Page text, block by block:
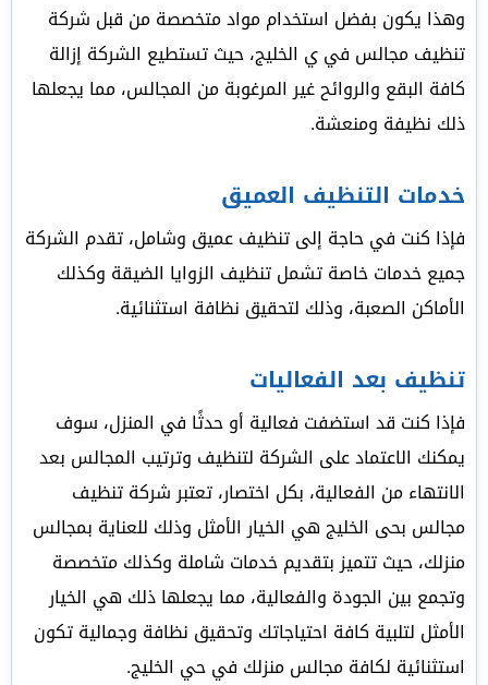
وهذا يكون بفضل استخدام مواد متخصصة من قبل شركة
تنظيف مجالس في ي الخليج، حيث تستطيع الشركة إزالة
كافة البقع والروائح غير المرغوبة من المجالس، مما يجعلها
ذلك نظيفة ومنعشة.
خدمات التنظيف العميق
فإذا كنت في حاجة إلى تنظيف عميق وشامل، تقدم الشركة
جميع خدمات خاصة تشمل تنظيف الزوايا الضيقة وكذلك
الأماكن الصعبة، وذلك لتحقيق نظافة استثنائية.
تنظيف بعد الفعاليات
فإذا كنت قد استضفت فعالية أو حدثًا في المنزل، سوف
يمكنك الاعتماد على الشركة لتنظيف وترتيب المجالس بعد
الانتهاء من الفعالية، بكل اختصار، تعتبر شركة تنظيف
مجالس بحى الخليج هي الخيار الأمثل وذلك للعناية بمجالس
منزلك، حيث تتميز بتقديم خدمات شاملة وكذلك متخصصة
وتجمع بين الجودة والفعالية، مما يجعلها ذلك هي الخيار
الأمثل لتلبية كافة احتياجاتك وتحقيق نظافة وجمالية تكون
استثنائية لكافة مجالس منزلك في حي الخليج.